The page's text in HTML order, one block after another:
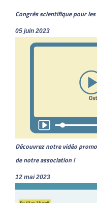
Congrès scientifique pour
05 juin 2023
Découvrez notre vidéo
de notre association !
12 mai 2023